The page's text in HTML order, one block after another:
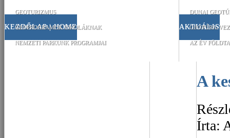
KEZDŐLAP | HOME
GEOTURIZMUS
GEOPROGRAMOK ISKOLÁKNAK
NEMZETI PARKUNK PROGRAMJAI
AKTUÁLIS
DUNAI
GEOTÚRA-
AZ ÉV
A
Írta: